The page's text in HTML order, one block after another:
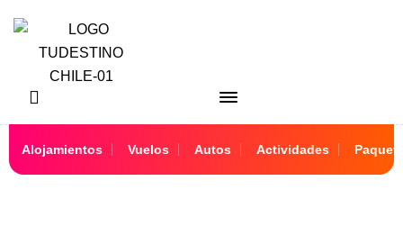
Alojamientos Vuelos Autos Actividades